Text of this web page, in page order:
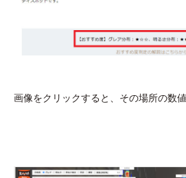
画像をクリックすると、その場所の数